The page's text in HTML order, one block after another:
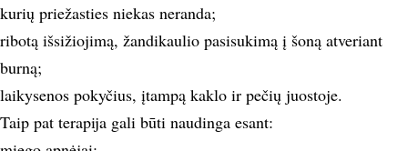
kurių priežasties niekas neranda;
ribotą išsižiojimą, žandikaulio pasisukimą į šoną atveriant
burną;
laikysenos pokyčius, įtampą kaklo ir pečių juostoje.
Taip pat terapija gali būti naudinga esant: